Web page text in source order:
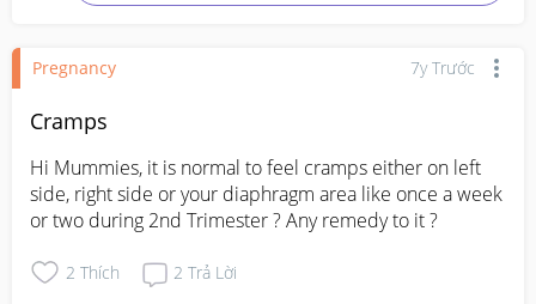
Pregnancy 7y Trước
Cramps
Hi Mummies, it is normal to feel cramps either on left
side, right side or your diaphragm area like once a week
or two during 2nd Trimester ? Any remedy to it ?
2 Thích 2 Trả Lời